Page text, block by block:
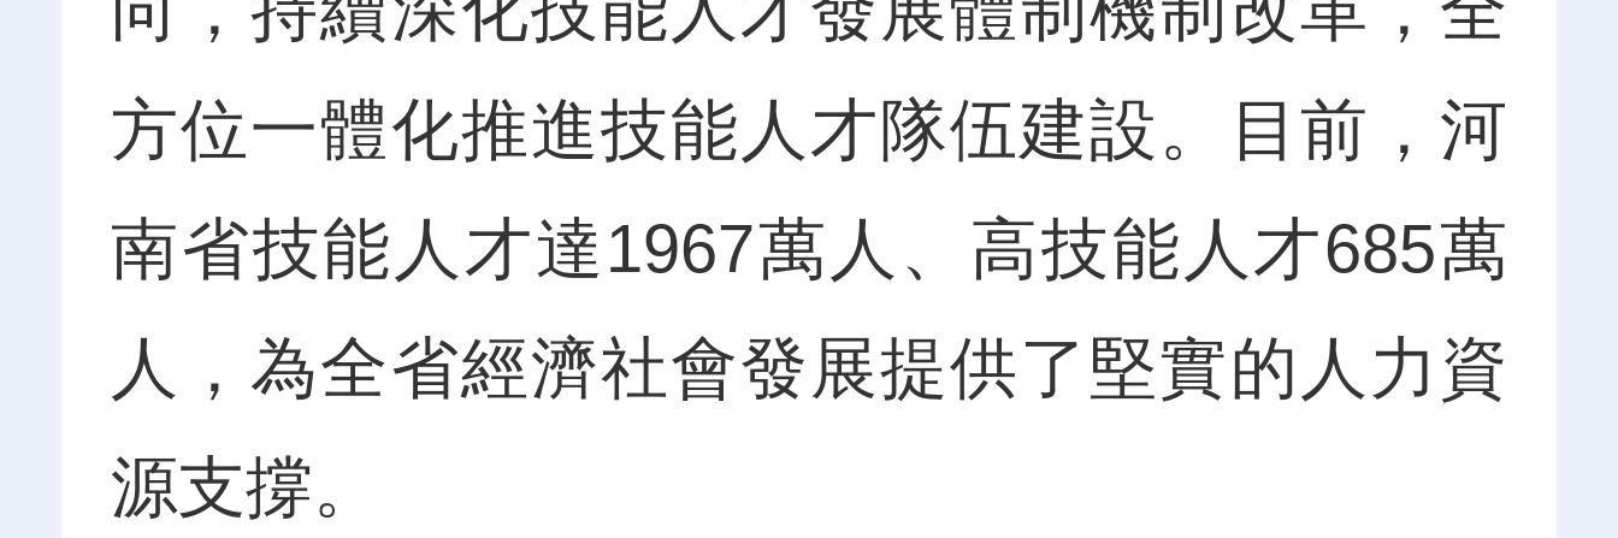
方位一體化推進技能人才隊伍建設。目前，河
南省技能人才達1967萬人、高技能人才685萬
人，為全省經濟社會發展提供了堅實的人力資
源支撐。